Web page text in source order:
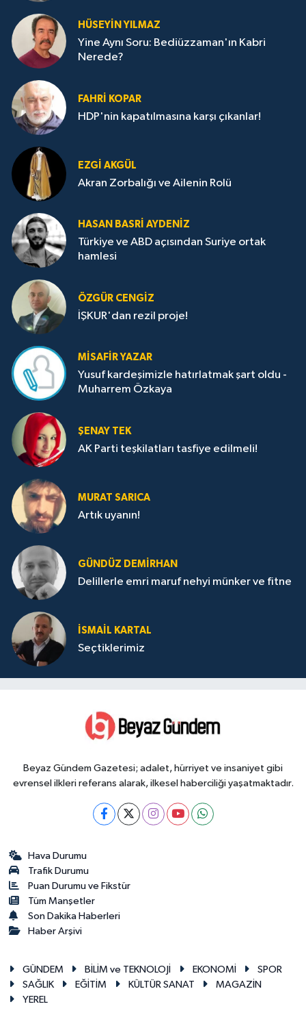
HÜSEYIN YILMAZ
Yine Aynı Soru: Bediüzzaman'ın Kabri
Nerede?
FAHRI KOPAR
HDP'nin kapatılmasına karşı çıkanlar!
EZGI AKGÜL
Akran Zorbalığı ve Ailenin Rolü
HASAN BASRI AYDENIZ
Türkiye ve ABD açısından Suriye ortak
hamlesi
ÖZGÜR CENGIZ
İŞKUR'dan rezil proje!
MISAFIR YAZAR
Yusuf kardeşimizle hatırlatmak şart oldu -
Muharrem Özkaya
ŞENAY TEK
AK Parti teşkilatları tasfiye edilmeli!
MURAT SARICA
Artık uyanın!
GÜNDÜZ DEMIRHAN
Delillerle emri maruf nehyi münker ve fitne
İSMAIL KARTAL
Seçtiklerimiz
Beyaz Gündem Gazetesi; adalet, hürriyet ve insaniyet gibi
evrensel ilkleri referans alarak, ilkesel haberciliği yaşatmaktadır.
Hava Durumu
Trafik Durumu
Puan Durumu ve Fikstür
Tüm Manşetler
Son Dakika Haberleri
Haber Arşivi
GÜNDEM BİLİM ve TEKNOLOJİ EKONOMİ
SPOR
SAĞLIK
EĞİTİM KÜLTÜR SANAT
MAGAZİN
YEREL